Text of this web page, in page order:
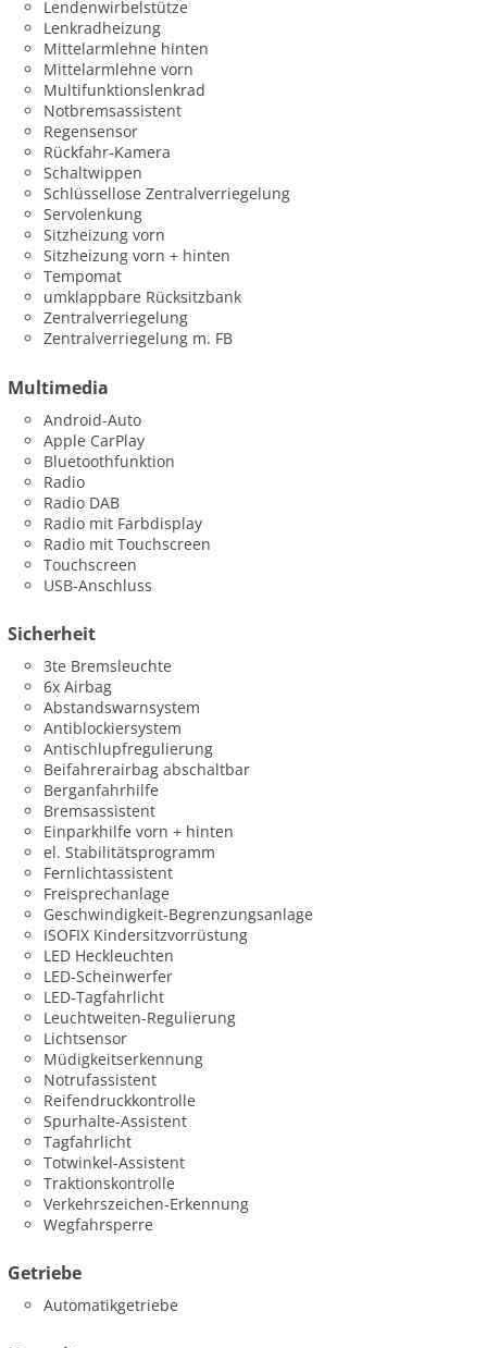
Lendenwirbelstütze
Lenkradheizung
Mittelarmlehne hinten
Mittelarmlehne vorn
Multifunktionslenkrad
Notbremsassistent
Regensensor
Rückfahr-Kamera
Schaltwippen
Schlüssellose Zentralverriegelung
Servolenkung
Sitzheizung vorn
Sitzheizung vorn + hinten
Tempomat
umklappbare Rücksitzbank
Zentralverriegelung
Zentralverriegelung m. FB
Multimedia
Android-Auto
Apple CarPlay
Bluetoothfunktion
Radio
Radio DAB
Radio mit Farbdisplay
Radio mit Touchscreen
Touchscreen
USB-Anschluss
Sicherheit
3te Bremsleuchte
6x Airbag
Abstandswarnsystem
Antiblockiersystem
Antischlupfregulierung
Beifahrerairbag abschaltbar
Berganfahrhilfe
Bremsassistent
Einparkhilfe vorn + hinten
el. Stabilitätsprogramm
Fernlichtassistent
Freisprechanlage
Geschwindigkeit-Begrenzungsanlage
ISOFIX Kindersitzvorrüstung
LED Heckleuchten
LED-Scheinwerfer
LED-Tagfahrlicht
Leuchtweiten-Regulierung
Lichtsensor
Müdigkeitserkennung
Notrufassistent
Reifendruckkontrolle
Spurhalte-Assistent
Tagfahrlicht
Totwinkel-Assistent
Traktionskontrolle
Verkehrszeichen-Erkennung
Wegfahrsperre
Getriebe
Automatikgetriebe